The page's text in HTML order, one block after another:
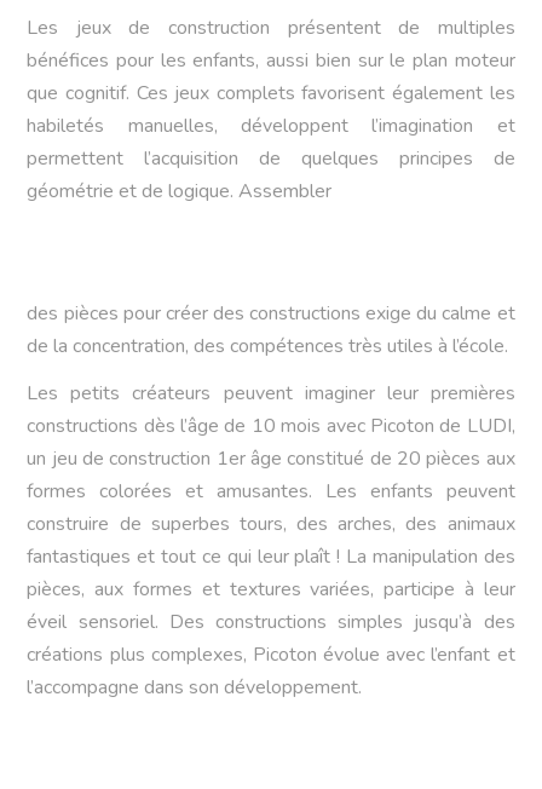
Les jeux de construction présentent de multiples
bénéfices pour les enfants, aussi bien sur le plan moteur
que cognitif. Ces jeux complets favorisent également les
habiletés manuelles, développent l’imagination et
permettent l’acquisition de quelques principes de
géométrie et de logique. Assembler
des pièces pour créer des constructions exige du calme et
de la concentration, des compétences très utiles à l’école.
Les petits créateurs peuvent imaginer leur premières
constructions dès l’âge de 10 mois avec Picoton de LUDI,
un jeu de construction 1er âge constitué de 20 pièces aux
formes colorées et amusantes. Les enfants peuvent
construire de superbes tours, des arches, des animaux
fantastiques et tout ce qui leur plaît ! La manipulation des
pièces, aux formes et textures variées, participe à leur
éveil sensoriel. Des constructions simples jusqu’à des
créations plus complexes, Picoton évolue avec l’enfant et
l’accompagne dans son développement.